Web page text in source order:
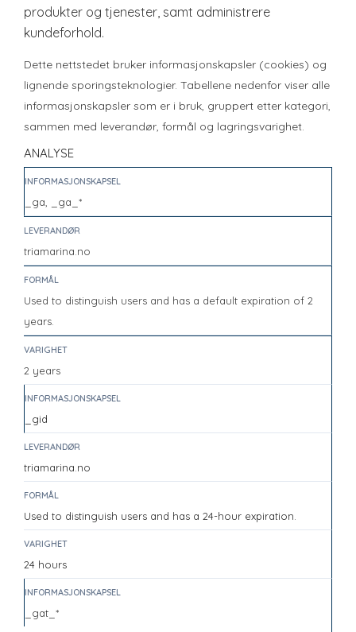
produkter og tjenester, samt administrere
kundeforhold.
Dette nettstedet bruker informasjonskapsler (cookies) og
lignende sporingsteknologier. Tabellene nedenfor viser alle
informasjonskapsler som er i bruk, gruppert etter kategori,
sammen med leverandør, formål og lagringsvarighet.
ANALYSE
_ga, _ga_*
triamarina.no
Used to distinguish users and has a default expiration of 2
years.
2 years
_gid
triamarina.no
Used to distinguish users and has a 24-hour expiration.
24 hours
_gat_*